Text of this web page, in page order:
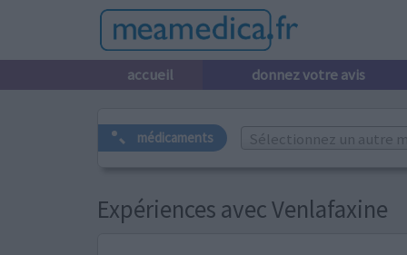
accueil donnez votre avis
médicaments Sélectionnez un autre
Expériences avec Venlafaxine